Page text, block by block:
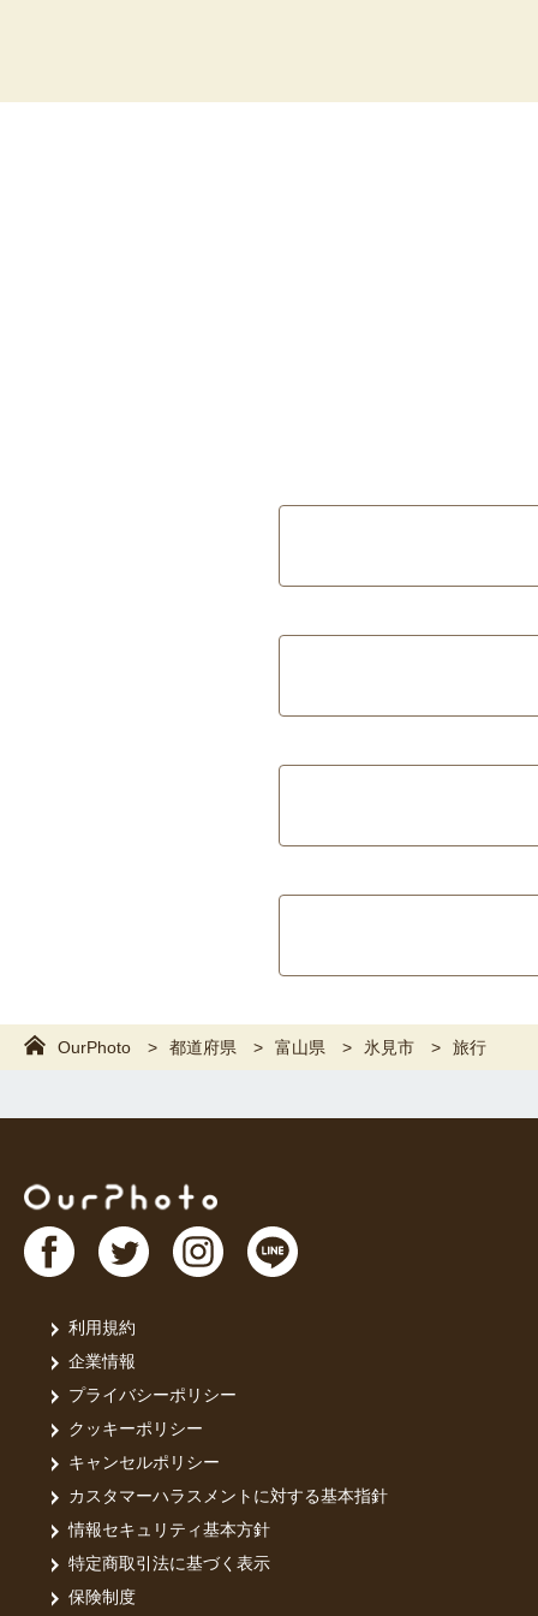
OurPhoto 都道府県 富山県 氷見市 旅行
利用規約
企業情報
プライバシーポリシー
クッキーポリシー
キャンセルポリシー
カスタマーハラスメントに対する基本指針
情報セキュリティ基本方針
特定商取引法に基づく表示
保険制度